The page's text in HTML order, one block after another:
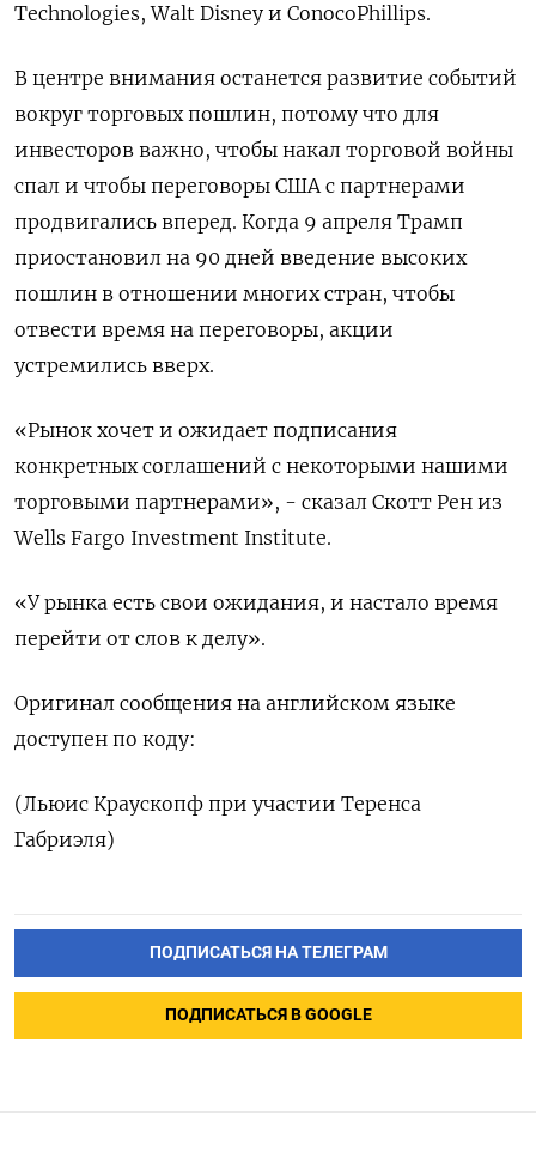
Technologies, Walt Disney и ConocoPhillips.
В центре внимания останется развитие событий
вокруг торговых пошлин, потому что для
инвесторов важно, чтобы накал торговой войны
спал и чтобы переговоры США с партнерами
продвигались вперед. Когда 9 апреля Трамп
приостановил на 90 дней введение высоких
пошлин в отношении многих стран, чтобы
отвести время на переговоры, акции
устремились вверх.
«Рынок хочет и ожидает подписания
конкретных соглашений с некоторыми нашими
торговыми партнерами», - сказал Скотт Рен из
Wells Fargo Investment Institute.
«У рынка есть свои ожидания, и настало время
перейти от слов к делу».
Оригинал сообщения на английском языке
доступен по коду:
(Льюис Краускопф при участии Теренса
Габриэля)
ПОДПИСАТЬСЯ НА ТЕЛЕГРАМ
ПОДПИСАТЬСЯ В GOOGLE